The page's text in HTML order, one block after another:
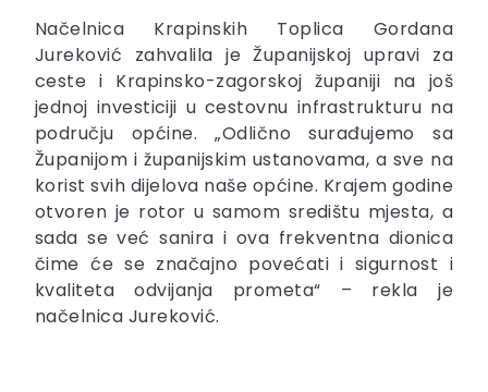
Načelnica Krapinskih Toplica Gordana
Jureković zahvalila je Županijskoj upravi za
ceste i Krapinsko-zagorskoj županiji na još
jednoj investiciji u cestovnu infrastrukturu na
području općine. „Odlično surađujemo sa
Županijom i županijskim ustanovama, a sve na
korist svih dijelova naše općine. Krajem godine
otvoren je rotor u samom središtu mjesta, a
sada se već sanira i ova frekventna dionica
čime će se značajno povećati i sigurnost i
kvaliteta odvijanja prometa“ – rekla je
načelnica Jureković.